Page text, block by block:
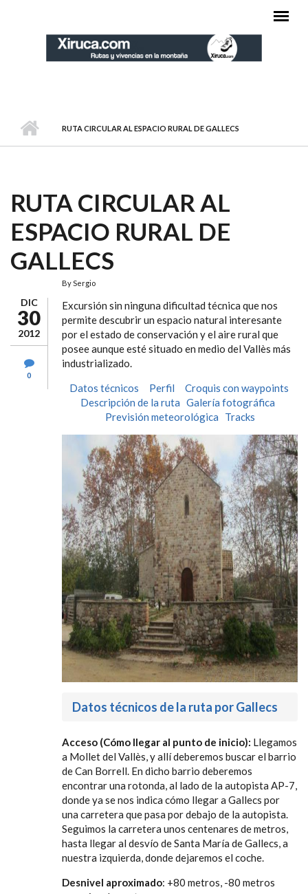
RUTA CIRCULAR AL ESPACIO RURAL DE GALLECS
RUTA CIRCULAR AL
ESPACIO RURAL DE
GALLECS
DIC
30
2012
0
BySergio
Excursión sin ninguna dificultad técnica que nos
permite descubrir un espacio natural interesante
por el estado de conservación y el aire rural que
posee aunque esté situado en medio del Vallès más
industrializado.
Datos técnicos
Perfil
Croquis con waypoints
Descripción de la ruta Galería fotográfica
Previsión meteorológica
Tracks
Datos técnicos de la ruta por Gallecs
Acceso (Cómo llegar al punto de inicio): Llegamos
a Mollet del Vallès, y allí deberemos buscar el barrio
de Can Borrell. En dicho barrio deberemos
encontrar una rotonda, al lado de la autopista AP-7,
donde ya se nos indica cómo llegar a Gallecs por
una carretera que pasa por debajo de la autopista.
Seguimos la carretera unos centenares de metros,
hasta llegar al desvío de Santa María de Gallecs, a
nuestra izquierda, donde dejaremos el coche.
Desnivel aproximado: +80 metros, -80 metros